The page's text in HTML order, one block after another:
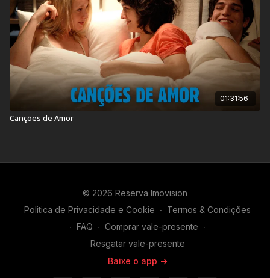
01:31:56
Canções de Amor
© 2026 Reserva Imovision
Politica de Privacidade e Cookie ∙ Termos & Condições
∙ FAQ ∙ Comprar vale-presente ∙
Resgatar vale-presente
Baixe o app ->